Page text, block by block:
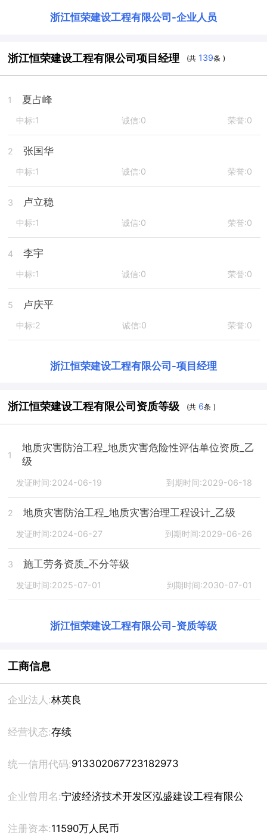
浙江恒荣建设工程有限公司 -企业人员
浙江恒荣建设工程有限公司项目经理 (共 139条 )
1 夏占峰
中标:1 诚信:0 荣誉:0
2 张国华
中标:1 诚信:0 荣誉:0
3 卢立稳
中标:1 诚信:0 荣誉:0
4 李宇
中标:1 诚信:0 荣誉:0
5 卢庆平
中标:2 诚信:0 荣誉:0
浙江恒荣建设工程有限公司 -项目经理
浙江恒荣建设工程有限公司资质等级 (共 6条 )
1
地质灾害防治工程_地质灾害危险性评估单位资质_乙
级
发证时间:2024-06-19 到期时间:2029-06-18
2 地质灾害防治工程_地质灾害治理工程设计_乙级
发证时间:2024-06-27 到期时间:2029-06-26
3 施工劳务资质_不分等级
发证时间:2025-07-01 到期时间:2030-07-01
浙江恒荣建设工程有限公司 -资质等级
工商信息
企业法人:林英良
经营状态:存续
统一信用代码:913302067723182973
企业曾用名:宁波经济技术开发区泓盛建设工程有限公司,
注册资本:11590万人民币